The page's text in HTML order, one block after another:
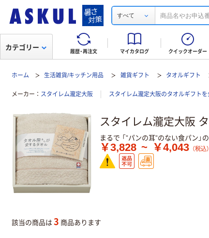
すべて
履歴・再注文 マイカタログ クイックオーダー
カテゴリー
ホーム 生活雑貨/キッチン用品 雑貨ギフト タオルギフト
メーカー スタイレム瀧定大阪 スタイレム瀧定大阪のタオルギフトを
スタイレム瀧定大阪
まるで 「”パンの耳”のない食パン」
￥3,828 ~ ￥4,043 （税込）
該当の商品は 3 商品あります